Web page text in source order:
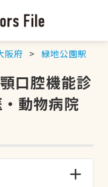
阪府 緑地公園駅
口腔機能診
動物病院